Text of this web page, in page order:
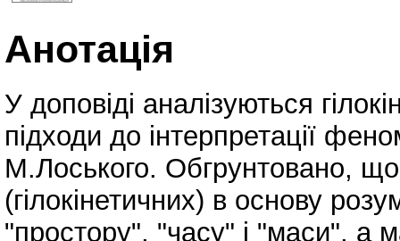
Анотація
У доповіді аналізуються
підходи до інтерпретації
М.Лоського. Обгрунтовано, що
(гілокінетичних) в основу
"простору", "часу" і "маси", а